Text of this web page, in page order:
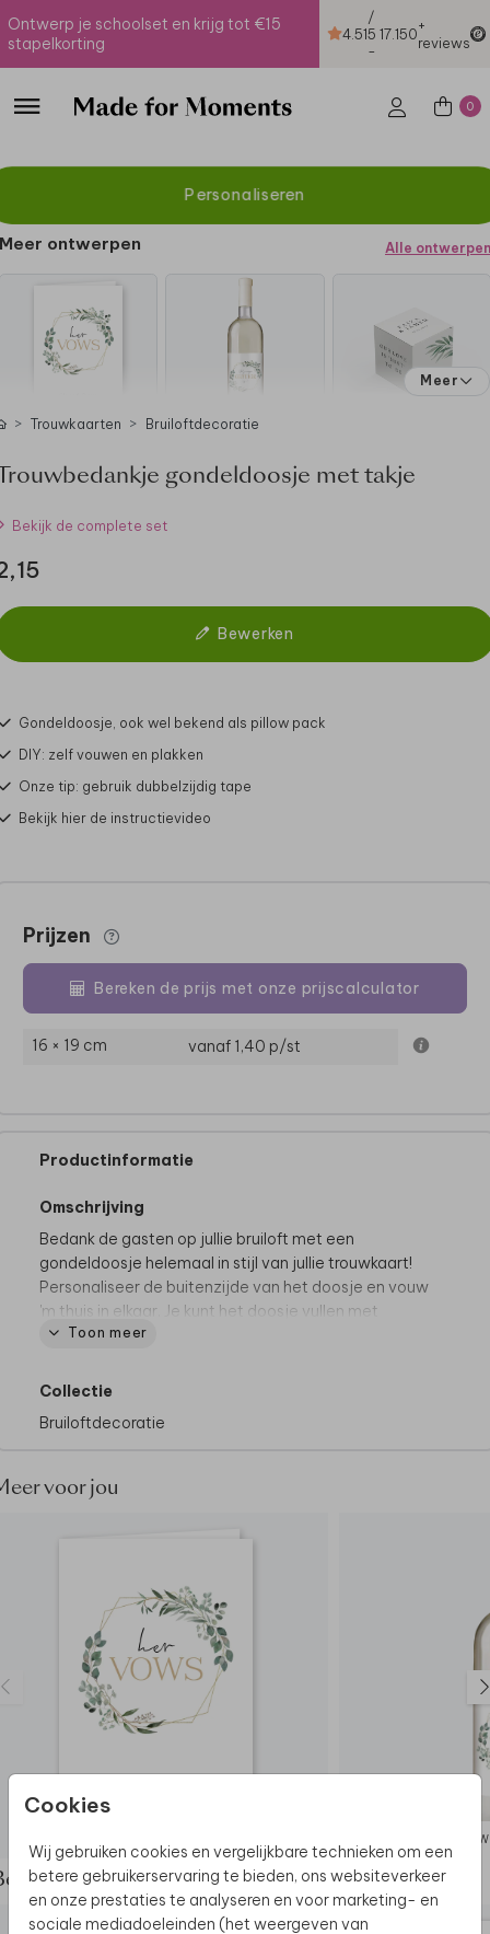
Ontwerp je schoolset en krijg tot €15
stapelkorting
4.51
/
5
-
17.150+
reviews
0
Cookies
Wij gebruiken cookies en vergelijkbare technieken om een
betere gebruikerservaring te bieden, ons websiteverkeer
en onze prestaties te analyseren en voor marketing- en
sociale mediadoeleinden (het weergeven van
Personaliseren
Meer ontwerpen Alle ontwerpen
Meer
Trouwkaarten Bruiloftdecoratie
gondeldoosje met takje
Bekijk de complete set
Bewerken
Gondeldoosje, ook wel bekend als pillow pack
DIY: zelf vouwen en plakken
Onze tip: gebruik dubbelzijdig tape
Bekijk hier de instructievideo
Prijzen
Bereken de prijs met onze prijscalculator
16 × 19 cm vanaf 1,40 p/st
Productinformatie
Omschrijving
Bedank de gasten op jullie bruiloft met een
gondeldoosje helemaal in stijl van jullie trouwkaart!
Personaliseer de buitenzijde van het doosje en vouw
'm thuis in elkaar. Je kunt het doosje vullen met
bijvoorbeeld snoepjes, koekjes of een andere
elkaar vouwen en dichtplakken met bijvoorbeeld een
bij de meeste hobbyzaken.
Dit trouwbedankje maakt deel uit van
set in deze stijl.
Toon meer
Collectie
Bruiloftdecoratie
voor jou
de complete set